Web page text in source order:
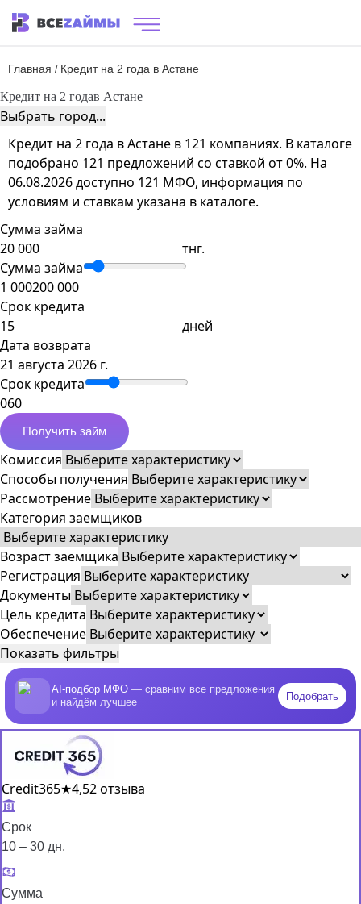
Главная / Кредит на 2 года в Астане
Кредит на 2 годав Астане
Выбрать город...
Кредит на 2 года в Астане в 121 компаниях. В каталоге
подобрано 121 предложений со ставкой от 0%. На
06.08.2026 доступно 121 МФО, информация по
условиям и ставкам указана в каталоге.
Сумма займа
тнг.
Сумма займа
1 000200 000
Срок кредита
дней
Дата возврата
21 августа 2026 г.
Срок кредита
060
Получить займ
Комиссия
Способы получения
Рассмотрение
Категория заемщиков
Возраст заемщика
Регистрация
Документы
Цель кредита
Обеспечение
Показать фильтры
AI-подбор МФО — сравним все предложения
и найдём лучшее
Подобрать
Credit365★4,52 отзыва
Срок
10 – 30 дн.
Сумма